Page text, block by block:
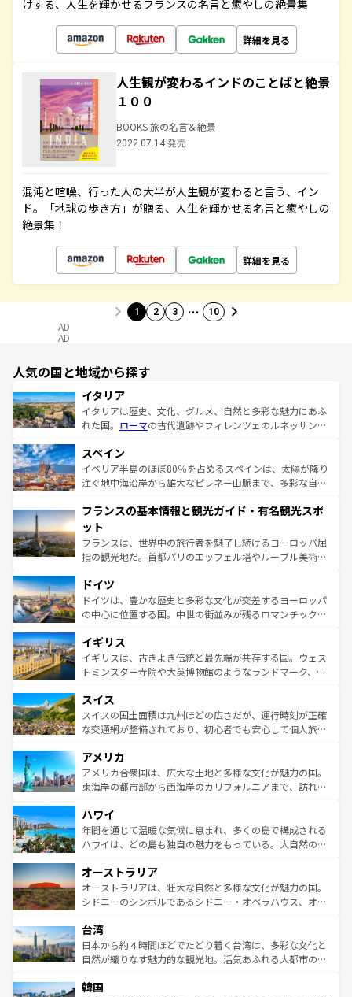
けする、人生を輝かせるフランスの名言と癒やしの絶景集
詳細を見る
人生観が変わるインドのことばと絶景
１００
BOOKS 旅の名言＆絶景
2022.07.14 発売
混沌と喧噪、行った人の大半が人生観が変わると言う、イン
ド。「地球の歩き方」が贈る、人生を輝かせる名言と癒やしの
絶景集！
詳細を見る
1 2 3 … 10
AD
AD
人気の国と地域から探す
イタリア
イタリアは歴史、文化、グルメ、自然と多彩な魅力にあふ
れた国。 ローマの古代遺跡やフィレンツェのルネッサンス
ろん、トスカーナの美しい田園風景やアマルフィ海岸の絶
景など、自然景観も見逃せない。観光の合間には、本場の
ピザやパスタなど、絶品のイタリア料理を堪能することも
ませてくれるイタリアで、忘れられない旅をしてみよう！
なお、新着のイタリア情報は
しい。
スペイン
イベリア半島のほぼ80％を占めるスペインは、太陽が降り
注ぐ地中海沿岸から雄大なピレネー山脈まで、多彩な自然
文化が根付くこの国では、情熱的なフラメンコ、熱気あふ
れる闘牛、そして美味しいタパスが生活の一部となってい
る。首都マドリードの洗練された雰囲気や、バルセロナの
アートに溢れた街角から、地方では古代ローマ遺跡や中世
せる。地方によって風土や気候が異なるスペインはその個
性で訪れる人を魅了する。 なお、新着のスペイン情報は コ
ンテンツ一覧を参照してほしい。
フランスの基本情報と観光ガイド・有名観光スポ
ット
フランスは、世界中の旅行者を魅了し続けるヨーロッパ屈
指の観光地だ。首都パリのエッフェル塔やルーブル美術館
で、幅広い魅力が詰まっている。華麗な宮殿、歴史的な大
聖堂、美しいビーチ、そして豊かな自然が、訪れる者を心
から魅了する。また、フランスは美食の国としても知ら
いる。シャンパンの発祥地であるランス、プロヴァンスの
香り高いラベンダー畑など、多彩な楽しみ方が可能だ。さ
らに、パリ以外の地域にも魅力が溢れており、どの街角に
れる地方に足を運ぶとそれぞれで全く異なる文化を体験で
きるだろう。 なお、新着のフランス情報はコンテンツ一覧
を参照してほしい。
ドイツ
ドイツは、豊かな歴史と多彩な文化が交差するヨーロッパ
の中心に位置する国。中世の街並みが残るロマンチック街
顔を持つこの国は、どこを歩いても飽きることがない。ベ
ルリンの文化的活気、バイエルン州のアルプスの絶景、そ
してライン川沿いのワイン畑といった風景は必見。ビール
は、お酒好きな人にはぜひ体験してほしい。 なお、新着の
ドイツ情報はコンテンツ一覧を参照してほしい。
イギリス
イギリスは、古きよき伝統と最先端が共存する国。ウェス
トミンスター寺院や大英博物館のようなランドマーク、歴
リアごとに異なる魅力がある。また、優雅なアフタヌーン
ティー、ビール好きにはたまらない英国パブ、サッカー観
戦など、本場だからこそできる体験も豊富。イギリスを旅
ンツ一覧を参照してほしい。
スイス
スイスの国土面積は九州ほどの広さだが、運行時刻が正確
な交通網が整備されており、初心者でも安心して個人旅行
の建物がそのまま残る町や、スイスならではのユニークな
博物館もあり、アルプス観光だけでなく町歩きも満喫する
ことができる。国民の所得が高いため物価も高いが、旅行
ば市内交通費無料で観光を楽しむこともできる。 なお、新
着のスイス情報はコンテンツ一覧 を参照してほしい。
アメリカ
アメリカ合衆国は、広大な土地と多様な文化が魅力の国。
東海岸の都市部から西海岸のカリフォルニアまで、訪れる
のような巨大都市は、観光、ショッピング、エンターテイ
ンメントが詰まった刺激的なスポットだ。一方、アメリカ
西部には大自然が広がり、グランドキャニオンやイエロー
部のニューオーリンズでは、音楽と美食が融合した独特の
文化が魅力。旅行者はアメリカの各地域で異なる魅力を楽
しみながら、その多様性と豊かな歴史を感じることができ
ならではの贅沢な旅のスタイルだ。 なお、新着のアメリカ
情報はコンテンツ一覧を参照してほしい。
ハワイ
年間を通じて温暖な気候に恵まれ、多くの島で構成される
ハワイは、どの島も独自の魅力をもっている。大自然の神
ワイ島は見逃せない。また、定番の観光地といえばオアフ
島だが、静かな自然を求めるならマウイ島やカウアイ島が
おすすめ。エメラルドグリーンに輝く海をはじめ、豊かな
れるおもてなしの心で訪れる人々を迎えてくれるハワイの
人々、おいしいローカルフードやハワイアンミュージッ
ク、伝統的なフラダンスなど、すべてがハワイの魅力を彩
ワイを、存分に味わってほしい。 なお、新着のハワイ情報
オーストラリア
オーストラリアは、壮大な自然と多様な文化が魅力の国。
シドニーのシンボルであるシドニー・オペラハウス、オー
リアリーフや大陸中央部にそびえるウルル（エアーズロッ
ク）、タスマニアの美しい原生林やケアンズの熱帯雨林な
ど、見どころがたくさん。また、カフェやワイン、オージ
いる。アクティビティも充実しており、サーフィンやダイ
台湾
日本から約４時間ほどでたどり着く台湾は、多彩な文化と
自然が織りなす魅力的な観光地。活気あふれる大都市の台
ン）、静ひつな山岳地帯である台湾東部など、都市の喧騒
韓国